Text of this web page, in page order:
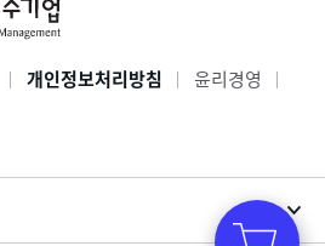
버
로
바
개인정보처리방침
윤리경영